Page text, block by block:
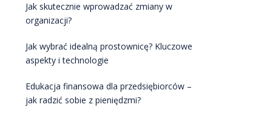
Jak skutecznie wprowadzać zmiany w
organizacji?
Jak wybrać idealną prostownicę? Kluczowe
aspekty i technologie
Edukacja finansowa dla przedsiębiorców –
jak radzić sobie z pieniędzmi?